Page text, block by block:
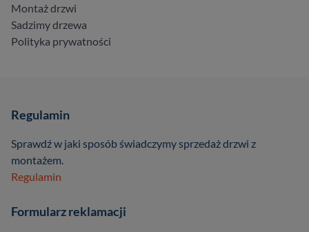
Montaż drzwi
Sadzimy drzewa
Polityka prywatności
Regulamin
Sprawdź w jaki sposób świadczymy sprzedaż drzwi z
montażem.
Regulamin
Formularz reklamacji